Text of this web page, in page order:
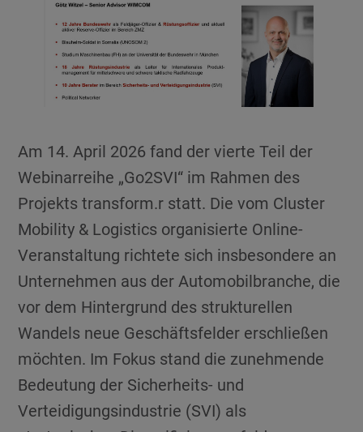
Am 14. April 2026 fand der vierte Teil der
Webinarreihe „Go2SVI“ im Rahmen des
Projekts transform.r statt. Die vom Cluster
Mobility & Logistics organisierte Online-
Veranstaltung richtete sich insbesondere an
Unternehmen aus der Automobilbranche, die
vor dem Hintergrund des strukturellen
Wandels neue Geschäftsfelder erschließen
möchten. Im Fokus stand die zunehmende
Bedeutung der Sicherheits- und
Verteidigungsindustrie (SVI) als